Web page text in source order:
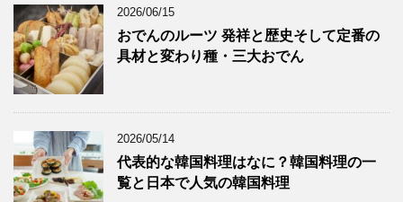
2026/06/15
おでんのルーツ 発祥と歴史そして定番の
具材と変わり種・三大おでん
2026/05/14
代表的な韓国料理はなに？韓国料理の一
覧と日本で人気の韓国料理